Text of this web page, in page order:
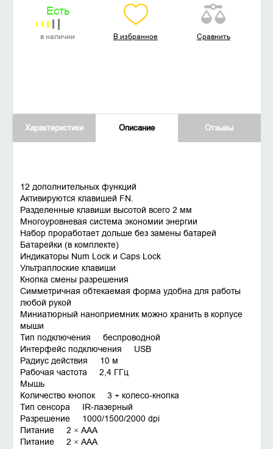
Есть
в наличии В избранное Сравнить
Характеристики Описание Отзывы
12 дополнительных функций
Активируются клавишей FN.
Разделенные клавиши высотой всего 2 мм
Многоуровневая система экономии энергии
Набор проработает дольше без замены батарей
Батарейки (в комплекте)
Индикаторы Num Lock и Caps Lock
Ультраплоские клавиши
Кнопка смены разрешения
Симметричная обтекаемая форма удобна для работы
любой рукой
Миниатюрный наноприемник можно хранить в корпусе
мыши
Тип подключения беспроводной
Интерфейс подключения USB
Радиус действия 10 м
Рабочая частота 2,4 ГГц
Мышь
Количество кнопок 3 + колесо-кнопка
Тип сенсора IR-лазерный
Разрешение 1000/1500/2000 dpi
Питание 2 × AAA
Питание 2 × AAA